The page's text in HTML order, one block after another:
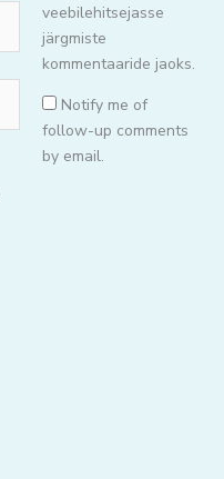
veebilehitsejasse
järgmiste
kommentaaride jaoks.
Notify me of
follow-up comments
by email.